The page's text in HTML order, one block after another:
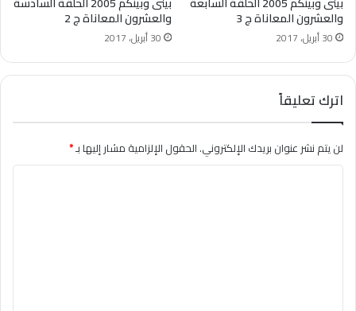
والعشرون المعاناة ج 3
30 أبريل، 2017
والعشرون المعاناة ج 2
30 أبريل، 2017
اترك تعليقاً
لن يتم نشر عنوان بريدك الإلكتروني.الحقول الإلزامية مشار إليها بـ*